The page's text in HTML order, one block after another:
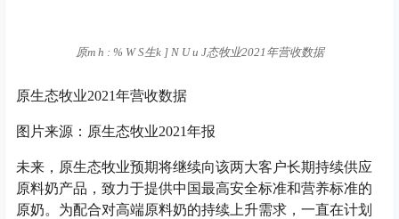
原m h : % W S生k ] N U u J态牧业2021年营收数据
原生态牧业2021年营收数据
图片来源：原生态牧业2021年报
未来，原生态牧业预期将继续向该两大客户长期持续供应
原料奶产品，致力于提供中国最高安全标准和营养标准的
原奶。为配合对高端原料奶的持续上升需求，一直在计划